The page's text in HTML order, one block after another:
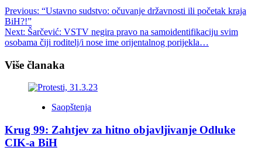
Post
navigation
Previous: “Ustavno sudstvo: očuvanje državnosti ili početak kraja
BiH?!”
Next: Šarčević: VSTV negira pravo na samoidentifikaciju svim
osobama čiji roditelj/i nose ime orijentalnog porijekla…
Više članaka
Saopštenja
Krug 99: Zahtjev za hitno objavljivanje Odluke
CIK-a BiH